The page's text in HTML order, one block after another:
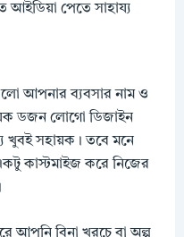
আইডিয়া পেতে সাহায্য
আপনার ব্যবসার নাম ও
ডজন লোগো ডিজাইন
খুবই সহায়ক। তবে মনে
কাস্টমাইজ করে নিজের
আপনি বিনা খরচে বা অল্প